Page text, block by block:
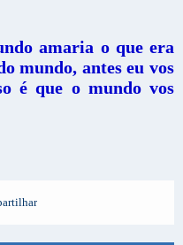
amaria o que era
mundo, antes eu vos
é que o mundo vos